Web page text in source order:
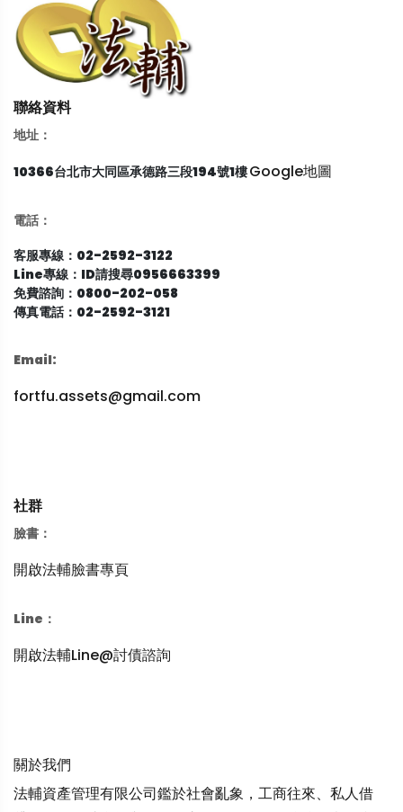
聯絡資料
地址：
10366台北市大同區承德路三段194號1樓Google地圖
電話：
客服專線：02-2592-3122
Line專線：ID請搜尋0956663399
免費諮詢：0800-202-058
傳真電話：02-2592-3121
Email:
fortfu.assets@gmail.com
社群
臉書：
開啟法輔臉書專頁
Line：
開啟法輔Line@討債諮詢
關於我們
法輔資產管理有限公司鑑於社會亂象，工商往來、私人借